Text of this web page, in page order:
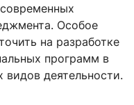
Особое
на разработке
программ в
деятельности.